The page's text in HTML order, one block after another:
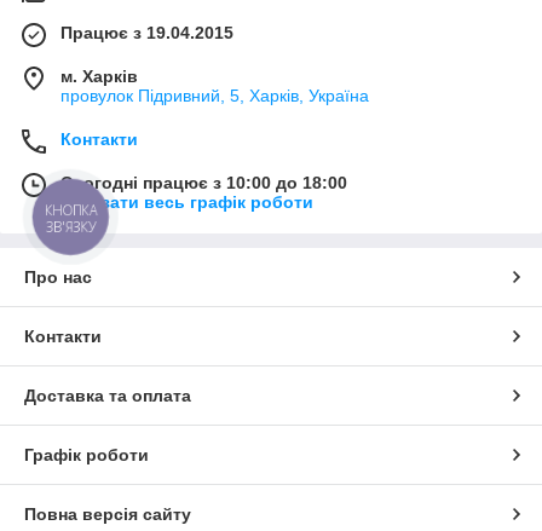
Працює з 19.04.2015
м. Харків
провулок Підривний, 5, Харків, Україна
Контакти
Сьогодні працює з 10:00 до 18:00
Показати весь графік роботи
Про нас
Контакти
Доставка та оплата
Графік роботи
Повна версія сайту
КНОПКА
ЗВ'ЯЗКУ